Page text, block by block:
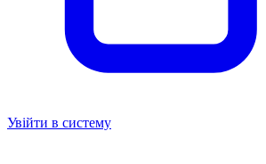
Увійти в систему